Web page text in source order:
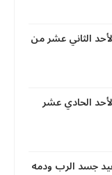
الثاني عشر من
الحادي عشر
عيد جسد الرب ودمه